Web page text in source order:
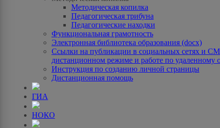
Методическая копилка
Педагогическая трибуна
Педагогические находки
Функциональная грамотность
Электронная библиотека образования (docx)
Ссылки на публикации в социальных сетях и
дистанционном режиме и работе по удаленному
Инструкция по созданию личной страницы
Дистанционная помощь
ГИА
НОКО